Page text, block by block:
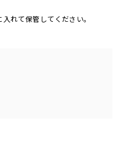
れて保管してください。